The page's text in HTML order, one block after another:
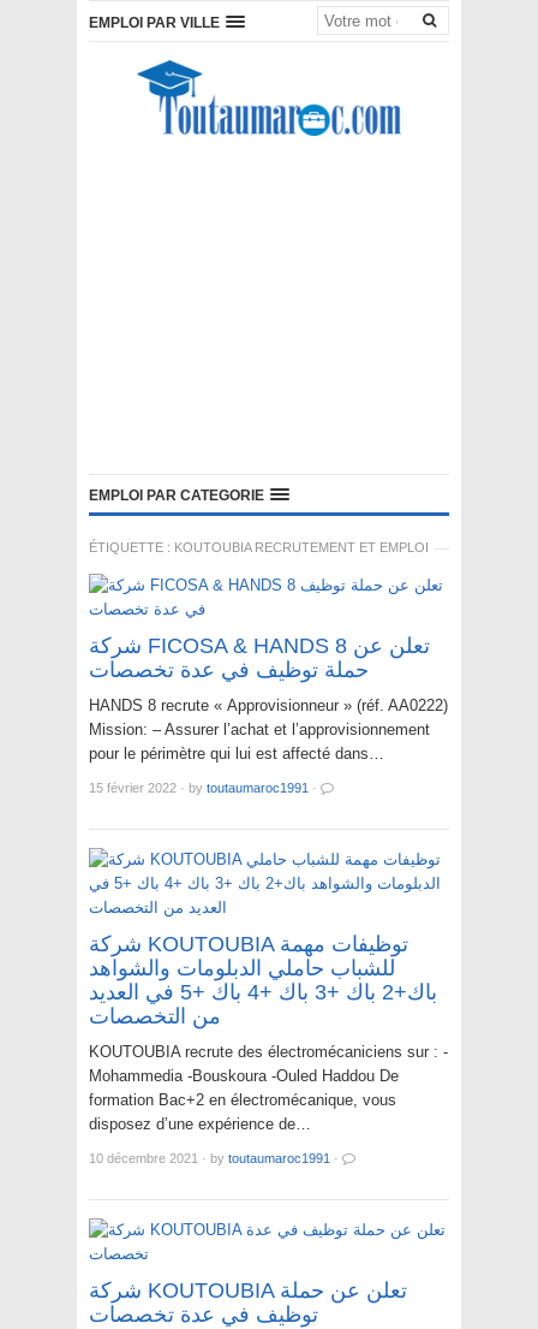
EMPLOI PAR VILLE
EMPLOI PAR CATEGORIE
ÉTIQUETTE : KOUTOUBIA RECRUTEMENT ET EMPLOI
شركة FICOSA & HANDS 8 تعلن عن
حملة توظيف في عدة تخصصات
HANDS 8 recrute « Approvisionneur » (réf. AA0222)
Mission: – Assurer l’achat et l’approvisionnement
pour le périmètre qui lui est affecté dans…
15 février 2022 · by toutaumaroc1991 ·
شركة KOUTOUBIA توظيفات مهمة
للشباب حاملي الدبلومات والشواهد
باك+2 باك +3 باك +4 باك +5 في العديد
من التخصصات
KOUTOUBIA recrute des électromécaniciens sur : -
Mohammedia -Bouskoura -Ouled Haddou De
formation Bac+2 en électromécanique, vous
disposez d’une expérience de…
10 décembre 2021 · by toutaumaroc1991 ·
شركة KOUTOUBIA تعلن عن حملة
توظيف في عدة تخصصات